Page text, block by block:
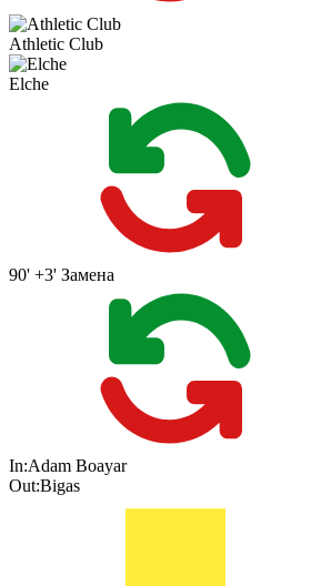
Athletic Club
Elche
90' +3' Замена
In:Adam Boayar
Out:Bigas